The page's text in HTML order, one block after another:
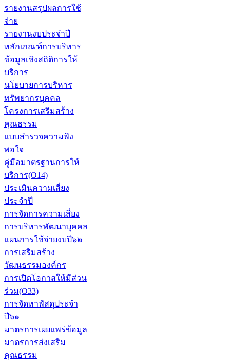
รายงานสรุปผลการใช้
จ่าย
รายงานงบประจำปี
หลักเกณฑ์การบริหาร
ข้อมูลเชิงสถิติการให้
บริการ
นโยบายการบริหาร
ทรัพยากรบุคคล
โครงการเสริมสร้าง
คุณธรรม
แบบสำรวจความพึง
พอใจ
คู่มือมาตรฐานการให้
บริการ(O14)
ประเมินความเสี่ยง
ประจำปี
การจัดการความเสี่ยง
การบริหารพัฒนาบุคคล
แผนการใช้จ่ายงบปี๖๒
การเสริมสร้าง
วัฒนธรรมองค์กร
การเปิดโอกาสให้มีส่วน
ร่วม(O33)
การจัดหาพัสดุประจำ
ปี๖๑
มาตรการเผยแพร่ข้อมูล
มาตรการส่งเสริม
คุณธรรม